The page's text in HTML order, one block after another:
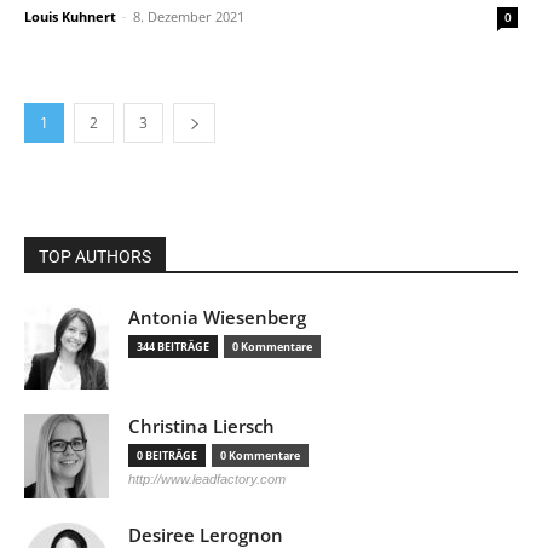
Louis Kuhnert - 8. Dezember 2021 0
1 2 3
TOP AUTHORS
Antonia Wiesenberg
344 BEITRÄGE 0 Kommentare
Christina Liersch
0 BEITRÄGE 0 Kommentare
http://www.leadfactory.com
Desiree Lerognon